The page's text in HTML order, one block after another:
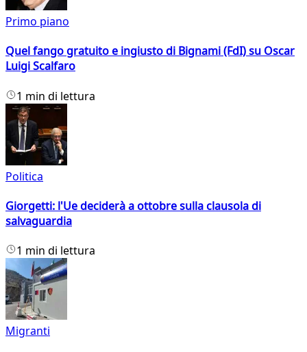
Primo piano
Quel fango gratuito e ingiusto di Bignami (FdI) su Oscar
Luigi Scalfaro
1 min di lettura
Politica
Giorgetti: l'Ue deciderà a ottobre sulla clausola di
salvaguardia
1 min di lettura
Migranti